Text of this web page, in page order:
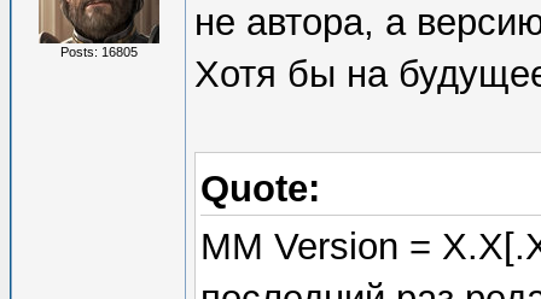
Posts: 16805
не автора, а
Хотя бы на
Quote:
MM Version =